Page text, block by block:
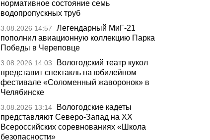
нормативное состояние семь
водопропускных труб
3.08.2026 14:57
Легендарный МиГ-21
пополнил авиационную коллекцию Парка
Победы в Череповце
3.08.2026 14:03
Вологодский театр кукол
представит спектакль на юбилейном
фестивале «Соломенный жаворонок» в
Челябинске
3.08.2026 13:14
Вологодские кадеты
представляют Северо-Запад на XX
Всероссийских соревнованиях «Школа
безопасности»